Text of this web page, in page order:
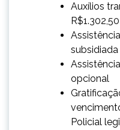
Auxílios
R$1.302,50
opcional
Policial